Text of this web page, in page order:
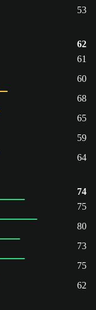
53
62
61
60
68
65
59
64
74
75
80
73
75
62